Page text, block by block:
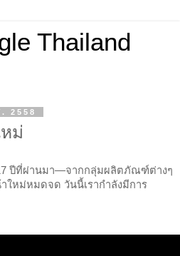
Thailand
2558
ม่
ปีที่ผ่านมา—จากกลุ่มผลิตภัณฑ์ต่างๆ
ใหม่หมดจด วันนี้เรากำลังมีการ